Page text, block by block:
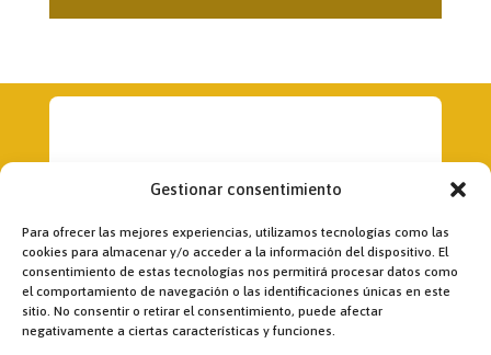
Gestionar consentimiento
Para ofrecer las mejores experiencias, utilizamos tecnologías como las
cookies para almacenar y/o acceder a la información del dispositivo. El
consentimiento de estas tecnologías nos permitirá procesar datos como
el comportamiento de navegación o las identificaciones únicas en este
sitio. No consentir o retirar el consentimiento, puede afectar
negativamente a ciertas características y funciones.
Dirección:
Fr. Jon Korta
director@laobramaxima.es